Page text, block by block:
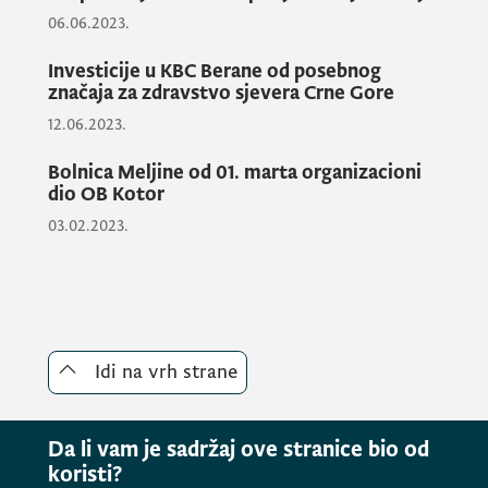
On je kazao da infrastrukturna ulaganja prati
narednom periodu rezultirati povećanim
brojem specijalizacija i supspecijalizacija u
Direktorica Kliničkog centra Crne Gore, dr
adekvatnijeg tremana.
''U budućem objektu će se nalaziti 57 bolničkih
kreveta. Ono što nas posebno raduje jeste da
06.06.2023.
Investicije u KBC Berane od posebnog
značaja za zdravstvo sjevera Crne Gore
12.06.2023.
Bolnica Meljine od 01. marta organizacioni
dio OB Kotor
03.02.2023.
Idi na vrh strane
Da li vam je sadržaj ove stranice bio od
koristi?